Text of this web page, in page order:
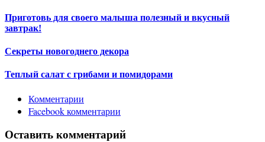
Приготовь для своего малыша полезный и вкусный
завтрак!
Секреты новогоднего декора
Теплый салат с грибами и помидорами
Комментарии
Facebook комментарии
Оставить комментарий